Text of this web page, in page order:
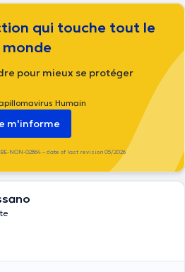
qui touche tout le
monde
pour mieux se protéger
Humain
m'informe
NON-02864 – date of last revision 05/2026